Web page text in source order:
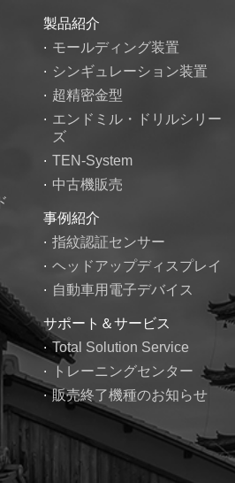
製品紹介
モールディング装置
シンギュレーション装置
超精密金型
エンドミル・ドリルシリー
ズ
TEN-System
中古機販売
事例紹介
指紋認証センサー
ヘッドアップディスプレイ
自動車用電子デバイス
サポート＆サービス
Total Solution Service
トレーニングセンター
販売終了機種のお知らせ